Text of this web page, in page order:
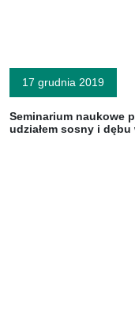
17 grudnia 2019
Seminarium naukowe
udziałem sosny i dębu